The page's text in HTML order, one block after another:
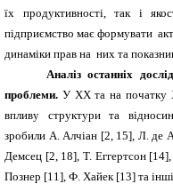
їх продуктивності, так і
підприємство має формувати
динаміки прав на них та
Аналіз останніх
проблеми. У XX та на початку
впливу структури та
зробили А. Алчіан [2, 15], Л. де
Демсец [2, 18], Т. Еггертсон
Познер [11], Ф. Хайек [13] та інші